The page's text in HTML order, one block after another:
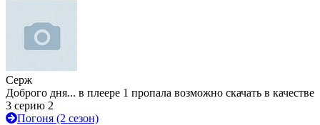
Серж
Доброго дня... в плеере 1 пропала возможно скачать в качестве
3 серию 2
Погоня (2 сезон)